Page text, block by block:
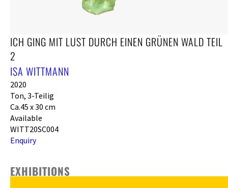
ICH GING MIT LUST DURCH EINEN GRÜNEN WALD TEIL
2
ISA WITTMANN
2020
Ton, 3-Teilig
Ca.45 x 30 cm
Available
WITT20SC004
Enquiry
EXHIBITIONS